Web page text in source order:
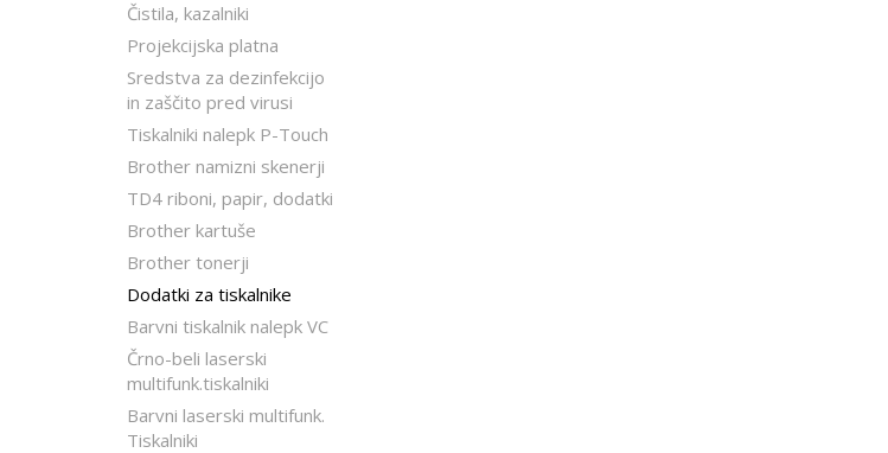
Čistila, kazalniki
Projekcijska platna
Sredstva za dezinfekcijo
in zaščito pred virusi
Tiskalniki nalepk P-Touch
Brother namizni skenerji
TD4 riboni, papir, dodatki
Brother kartuše
Brother tonerji
Dodatki za tiskalnike
Barvni tiskalnik nalepk VC
Črno-beli laserski
multifunk.tiskalniki
Barvni laserski multifunk.
Tiskalniki